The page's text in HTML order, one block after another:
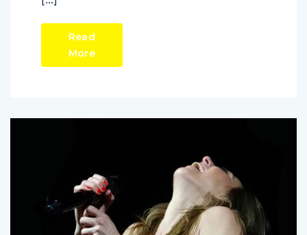
Read
More